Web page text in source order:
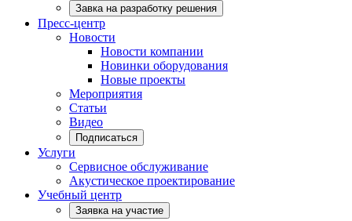
Завка на разработку решения
Пресс-центр
Новости
Новости компании
Новинки оборудования
Новые проекты
Мероприятия
Статьи
Видео
Подписаться
Услуги
Сервисное обслуживание
Акустическое проектирование
Учебный центр
Заявка на участие